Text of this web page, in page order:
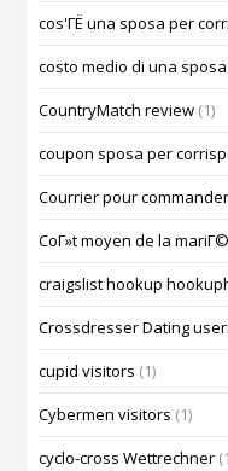
cos'ГЁ una sposa per
costo medio di una
CountryMatch review (1)
coupon sposa per
Courrier pour
CoГ»t moyen de la
craigslist hookup
Crossdresser Dating
cupid visitors (1)
Cybermen visitors (1)
cyclo-cross Wettrechner